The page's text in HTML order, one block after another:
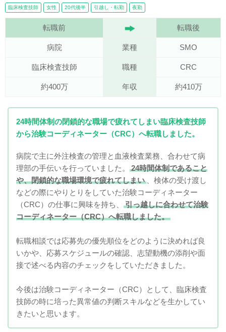
臨床検査技師 女性 20代後半 引越し・転勤 夜勤
転職前 転職後
病院 業種 SMO
臨床検査技師 職種 CRC
約400万 年収 約410万
24時間体制の閉鎖的な職場で疲れてしまい臨床検査技師
から治験コーディネーター（CRC）へ転職しました。
病院で主に外注検査の管理と血液検査業務、合わせて病
理部の手伝いを行っていました。
24時間体制であること
や、閉鎖的な職場環境で疲れてしまい
、検体の受け渡し
などの際にやりとりをしていた治験コーディネーター
（CRC）の仕事に興味を持ち、
引っ越しに合わせて治験
コーディネーター（CRC）へ転職しました。
転職相談では応募先の優先順位をどのように決めれば良
いかや、応募スケジュールの確認、志望動機の添削や面
接で述べる内容のチェックをしていただきました。
今後は治験コーディネーター（CRC）として、臨床検査
技師の時に培った異常値の判断スキルなどを生かしてい
きたいと思います。